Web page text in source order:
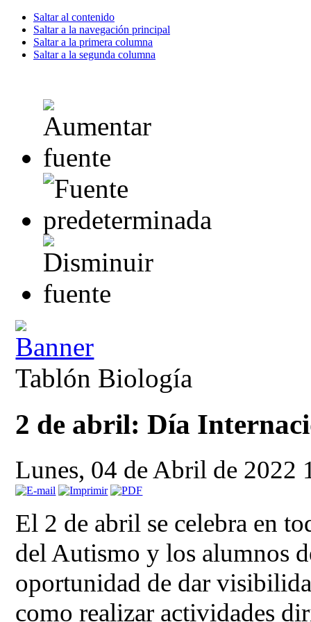
Saltar al contenido
Saltar a la navegación principal
Saltar a la primera columna
Saltar a la segunda columna
Tablón Biología
2 de abril: Día
Lunes, 04 de Abril de 2022
El 2 de abril se celebra en
del Autismo y los alumnos
oportunidad de dar
como realizar actividades